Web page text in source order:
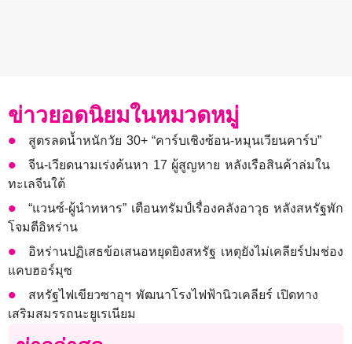
ข่าวยอดนิยมในหมวดหมู่
สูตรลดน้ำหนักวัย 30+ “คาร์บเชิงซ้อน-หมุนเวียนคาร์บ”
จีน-เวียดนามเร่งค้นหา 17 ผู้สูญหาย หลังเรือสินค้าล่มใน
ทะเลจีนใต้
“แวนซ์-ผู้นำทหาร” เตือนทรัมป์เรื่องคลังอาวุธ หลังสหรัฐพัก
โจมตีอิหร่าน
อิหร่านปฏิเสธข้อเสนอหยุดยิงสหรัฐ เหตุยังไม่เคลียร์ปมช่อง
แคบฮอร์มุซ
สหรัฐไฟเขียวซาอุฯ พัฒนาโรงไฟฟ้านิวเคลียร์ เปิดทาง
เสริมสมรรถนะยูเรเนียม